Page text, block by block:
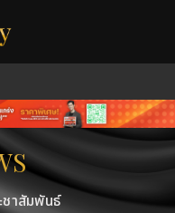
ชาสัมพันธ์